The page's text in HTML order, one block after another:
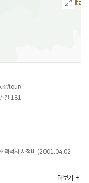
tour/
길 181
적석사 사적비 (2001.04.02
더보기